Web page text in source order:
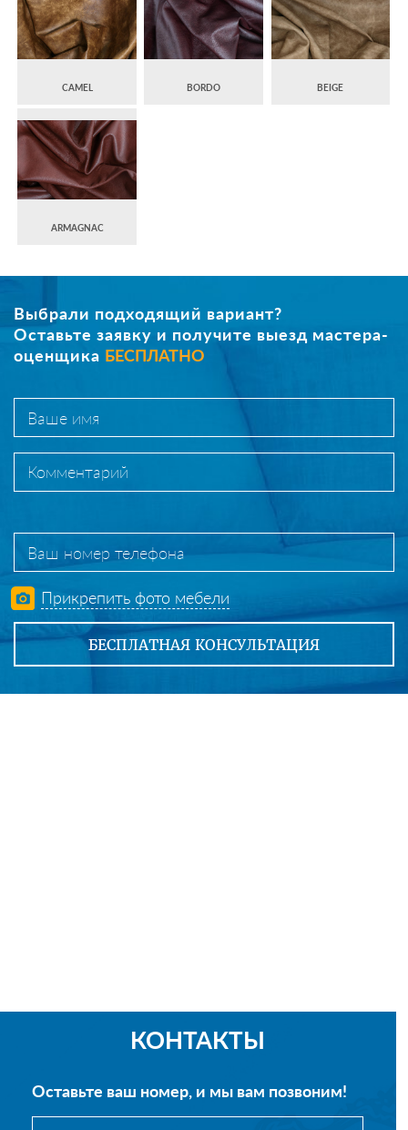
CAMEL BORDO BEIGE
ARMAGNAC
Выбрали подходящий вариант?
Оставьте заявку и получите выезд мастера-
оценщика БЕСПЛАТНО
Прикрепить фото мебели
КОНТАКТЫ
Оставьте ваш номер, и мы вам позвоним!